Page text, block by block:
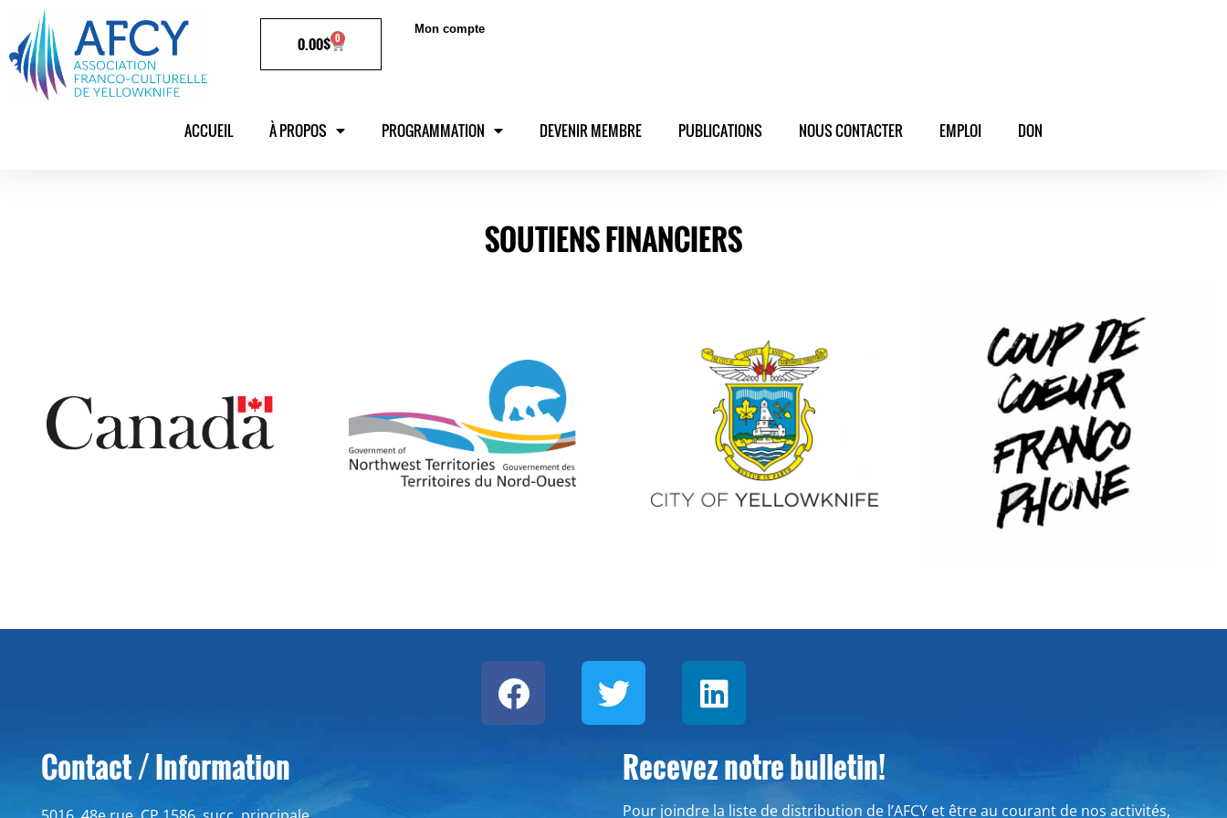
0.00$ 0
Mon compte
ACCUEIL À PROPOS PROGRAMMATION DEVENIR MEMBRE PUBLICATIONS NOUS CONTACTER EMPLOI DON
SOUTIENS FINANCIERS
Contact / Information Recevez notre bulletin!
Pour joindre la liste de distribution de l’AFCY et être au courant de nos activités,